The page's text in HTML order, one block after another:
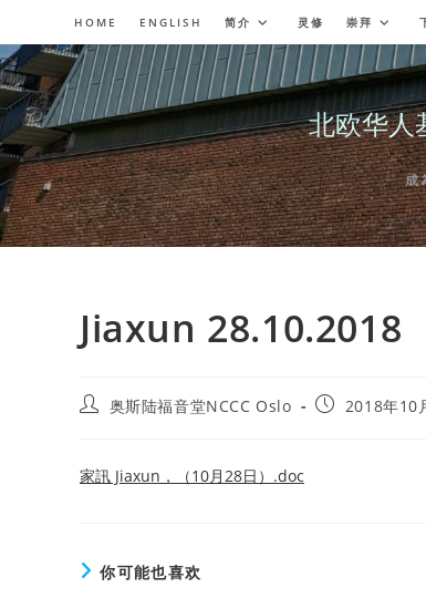
to
content
HOME ENGLISH 简介 灵修 崇拜
北欧华人
成
Jiaxun 28.10.2018
Post奥斯陆福音堂NCCC Oslo
Post2018年10
家訊 Jiaxun，（10月28日）.doc
你可能也喜欢